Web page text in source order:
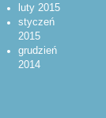
luty 2015
styczeń
2015
grudzień
2014